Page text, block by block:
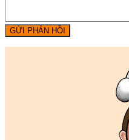
GỬI PHẢN HỒI